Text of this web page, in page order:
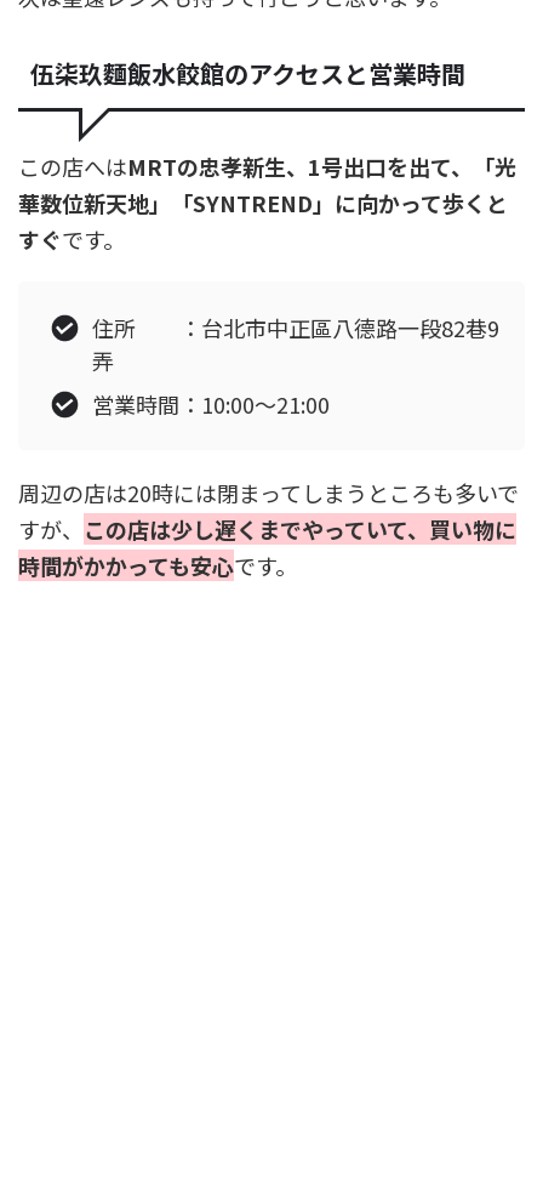
伍柒玖麵飯水餃館のアクセスと営業時間
この店へはMRTの忠孝新生、1号出口を出て、「光
華数位新天地」「SYNTREND」に向かって歩くと
すぐです。
住所 ：台北市中正區八德路一段82巷9
弄
営業時間：10:00〜21:00
周辺の店は20時には閉まってしまうところも多いで
すが、 この店は少し遅くまでやっていて、買い物に
時間がかかっても安心です。